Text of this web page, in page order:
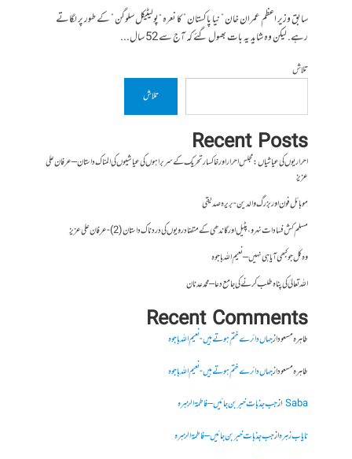
سابق وزیر اعظم عمران خان ” نیا پاکستان ” کا نعرہ “پولیٹیکل سلوگن ” کے طور پر لگاتے
رہے. لیکن وہ شاید یہ بات بھول گئے کہ آج سے 52 سال...
تلاش
تلاش
Recent Posts
احراریوں کی عیاشیاں : مجلس احرار اور خاکسار تحریک کے سربراہوں کی عیاشیوں کی المناک داستان – عرفان علی
عزیز
موبائل فون اور بزرگ والدین- بریرہ صدیقی
مسلم کش فسادات نہرو، پٹیل اور گاندھی کے متضاد رویوں کی درد ناک داستان (2)- عرفان علی عزیز
وہ کل جو کبھی آیا ہی نہیں – نعیم اللہ باجوہ
اللہ تعالیٰ کی پناہ طلب کرنے کی جامع دعا – محمد عدنان
Recent Comments
طاہرہ مسعودازجہاں دائرے ختم ہوتے ہیں- نعیم اللہ باجوہ
طاہرہ مسعودازجہاں دائرے ختم ہوتے ہیں- نعیم اللہ باجوہ
Sabaازجب جذبات خبر بن جائیں – فاطمۃالزہرہ
نایاب زہرہازجب جذبات خبر بن جائیں – فاطمۃالزہرہ